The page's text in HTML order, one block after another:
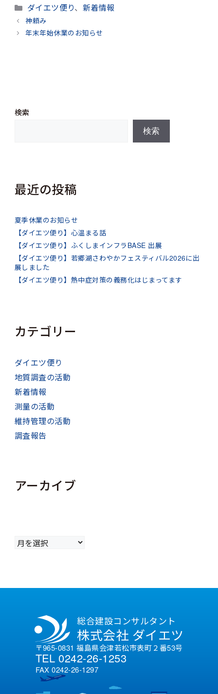
カ
テ
ゴ
ダイエツ便り、 新着情報
神頼み
年末年始休業のお知らせ
検索
検索
最近の投稿
夏季休業のお知らせ
【ダイエツ便り】心温まる話
【ダイエツ便り】ふくしまインフラBASE 出展
【ダイエツ便り】若郷湖さわやかフェスティバル2026に出
展しました
【ダイエツ便り】熱中症対策の義務化はじまってます
カテゴリー
ダイエツ便り
地質調査の活動
新着情報
測量の活動
維持管理の活動
調査報告
アーカイブ
ア
ー
総合建設コンサルタント
株式会社 ダイエツ
〒965-0831 福島県会津若松市表町２番53号
TEL 0242-26-1253
FAX 0242-26-1297